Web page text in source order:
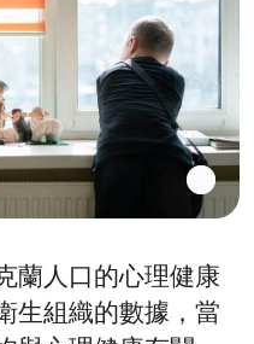
蘭人口的心理健康
生組織的數據，當